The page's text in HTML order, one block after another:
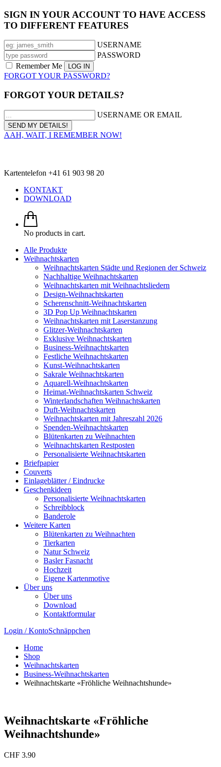
SIGN IN YOUR ACCOUNT TO HAVE ACCESS
TO DIFFERENT FEATURES
USERNAME
PASSWORD
Remember Me
FORGOT YOUR PASSWORD?
FORGOT YOUR DETAILS?
USERNAME OR EMAIL
AAH, WAIT, I REMEMBER NOW!
Kartentelefon +41 61 903 98 20
KONTAKT
DOWNLOAD
No products in cart.
Alle Produkte
Weihnachtskarten
Weihnachtskarten Städte und Regionen der Schweiz
Nachhaltige Weihnachtskarten
Weihnachtskarten mit Weihnachtsliedern
Design-Weihnachtskarten
Scherenschnitt-Weihnachtskarten
3D Pop Up Weihnachtskarten
Weihnachtskarten mit Laserstanzung
Glitzer-Weihnachtskarten
Exklusive Weihnachtskarten
Business-Weihnachtskarten
Festliche Weihnachtskarten
Kunst-Weihnachtskarten
Sakrale Weihnachtskarten
Aquarell-Weihnachtskarten
Heimat-Weihnachtskarten Schweiz
Winterlandschaften Weihnachtskarten
Duft-Weihnachtskarten
Weihnachtskarten mit Jahreszahl 2026
Spenden-Weihnachtskarten
Blütenkarten zu Weihnachten
Weihnachtskarten Restposten
Personalisierte Weihnachtskarten
Briefpapier
Couverts
Einlageblätter / Eindrucke
Geschenkideen
Personalisierte Weihnachtskarten
Schreibblock
Banderole
Weitere Karten
Blütenkarten zu Weihnachten
Tierkarten
Natur Schweiz
Basler Fasnacht
Hochzeit
Eigene Kartenmotive
Über uns
Über uns
Download
Kontaktformular
Login / KontoSchnäppchen
Home
Shop
Weihnachtskarten
Business-Weihnachtskarten
Weihnachtskarte «Fröhliche Weihnachtshunde»
Weihnachtskarte «Fröhliche
Weihnachtshunde»
CHF 3.90